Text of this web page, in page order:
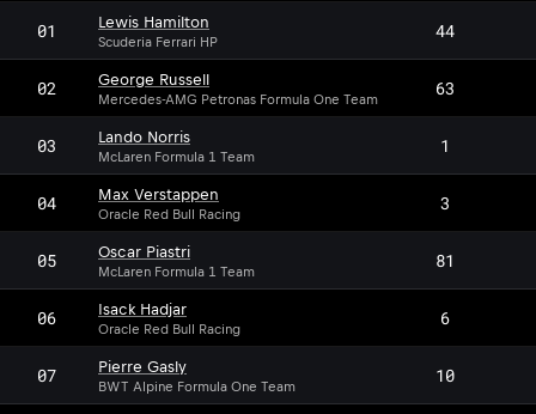
01 Lewis Hamilton
Scuderia Ferrari HP 44
02 George Russell
Mercedes-AMG Petronas Formula One Team 63
03 Lando Norris
McLaren Formula 1 Team 1
04 Max Verstappen
Oracle Red Bull Racing 3
05 Oscar Piastri
McLaren Formula 1 Team 81
06 Isack Hadjar
Oracle Red Bull Racing 6
07 Pierre Gasly
BWT Alpine Formula One Team 10